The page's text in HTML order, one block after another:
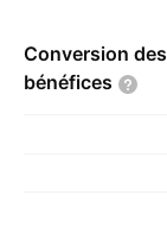
Conversion
bénéfices